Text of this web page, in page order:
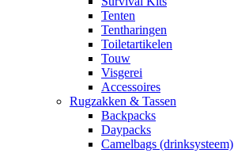
Tenten
Tentharingen
Toiletartikelen
Touw
Visgerei
Accessoires
Rugzakken & Tassen
Backpacks
Daypacks
Camelbags (drinksysteem)